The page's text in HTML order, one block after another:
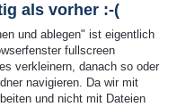
als vorher :-(
und ablegen" ist eigentlich
fullscreen
verkleinern, danach so oder
navigieren. Da wir mit
und nicht mit Dateien